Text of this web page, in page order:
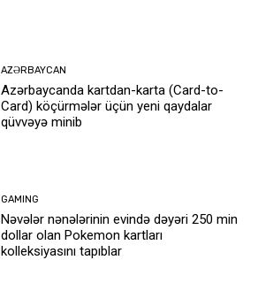
AZƏRBAYCAN
Azərbaycanda kartdan-karta (Card-to-
Card) köçürmələr üçün yeni qaydalar
qüvvəyə minib
GAMING
Nəvələr nənələrinin evində dəyəri 250 min
dollar olan Pokemon kartları
kolleksiyasını tapıblar